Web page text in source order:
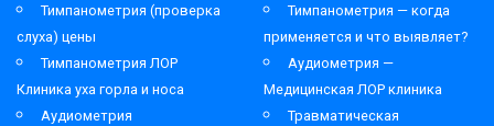
Тимпанометрия (проверка
слуха) цены
Тимпанометрия — когда
применяется и что выявляет?
Тимпанометрия ЛОР
Клиника уха горла и носа
Аудиометрия —
Медицинская ЛОР клиника
Аудиометрия
Травматическая